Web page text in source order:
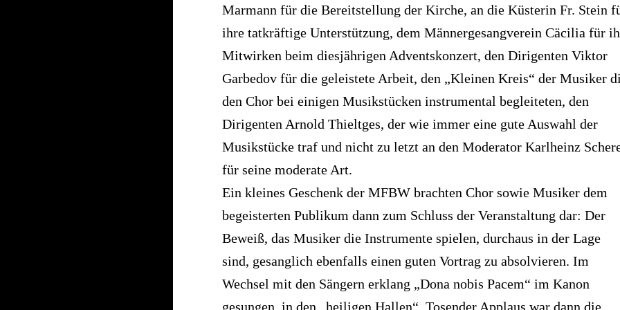
Marmann für die Bereitstellung der Kirche, an die Küsterin Fr. Stein
ihre tatkräftige Unterstützung, dem Männergesangverein Cäcilia für
Mitwirken beim diesjährigen Adventskonzert, den Dirigenten Viktor
Garbedov für die geleistete Arbeit, den „Kleinen Kreis“ der Musiker
den Chor bei einigen Musikstücken instrumental begleiteten, den
Dirigenten Arnold Thieltges, der wie immer eine gute Auswahl der
Musikstücke traf und nicht zu letzt an den Moderator Karlheinz
für seine moderate Art.
Ein kleines Geschenk der MFBW brachten Chor sowie Musiker dem
begeisterten Publikum dann zum Schluss der Veranstaltung dar: Der
Beweiß, das Musiker die Instrumente spielen, durchaus in der Lage
sind, gesanglich ebenfalls einen guten Vortrag zu absolvieren. Im
Wechsel mit den Sängern erklang „Dona nobis Pacem“ im Kanon
gesungen, in den „heiligen Hallen“. Tosender Applaus war dann die